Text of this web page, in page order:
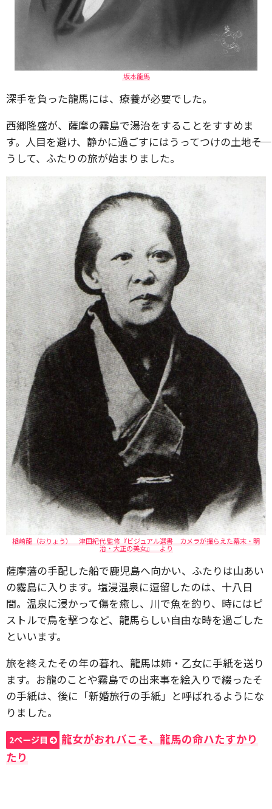
坂本龍馬
深手を負った龍馬には、療養が必要でした。
西郷隆盛が、薩摩の霧島で湯治をすることをすすめま
す。人目を避け、静かに過ごすにはうってつけの土地――そ
うして、ふたりの旅が始まりました。
楢崎龍（おりょう） 津田紀代 監修『ビジュアル選書 カメラが撮らえた幕末・明
治・大正の美女』 より
薩摩藩の手配した船で鹿児島へ向かい、ふたりは山あい
の霧島に入ります。塩浸温泉に逗留したのは、十八日
間。温泉に浸かって傷を癒し、川で魚を釣り、時にはピ
ストルで鳥を撃つなど、龍馬らしい自由な時を過ごした
といいます。
旅を終えたその年の暮れ、龍馬は姉・乙女に手紙を送り
ます。お龍のことや霧島での出来事を絵入りで綴ったそ
の手紙は、後に「新婚旅行の手紙」と呼ばれるようにな
りました。
2ページ目
龍女がおれバこそ、龍馬の命ハたすかり
たり